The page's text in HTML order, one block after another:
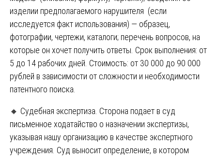
изделии предполагаемого нарушителя (если
исследуется факт использования) — образец,
фотографии, чертежи, каталоги; перечень вопросов, на
которые он хочет получить ответы. Срок выполнения: от
5 до 14 рабочих дней. Стоимость: от 30 000 до 90 000
рублей в зависимости от сложности и необходимости
патентного поиска.
🔸 Судебная экспертиза. Сторона подает в суд
письменное ходатайство о назначении экспертизы,
указывая нашу организацию в качестве экспертного
учреждения. Суд выносит определение, в котором